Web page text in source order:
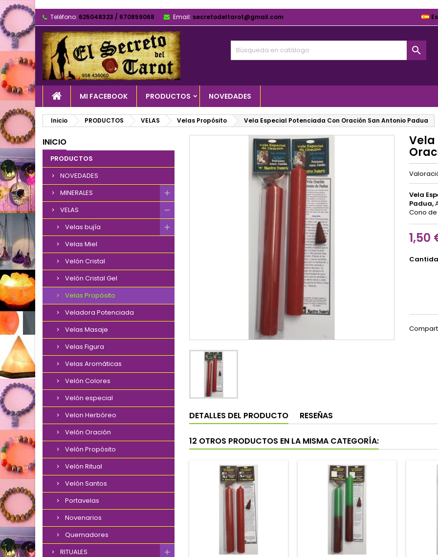
Teléfono: 625048323 / 670859068 Email: secretodeltarot@gmail.com

MI FACEBOOK PRODUCTOS NOVEDADES
Inicio PRODUCTOS VELAS Velas Propósito Vela Especial Potenciada Con Oración San Antonio Padua
INICIO
PRODUCTOS
NOVEDADES
MINERALES
VELAS
Velas bujía
Velas Miel
Velón Cristal
Velón Cristal Gel
Velas Propósito
Veladora Potenciada
Velas Masaje
Velas Figura
Velas Aromáticas
Velón Colores
Velón especial
Velon Herbóreo
Velón Oración
Velón Propósito
Velón Ritual
Velón Santos
Portavelas
Novenarios
Quemadores
RITUALES
Vela
Vela
Padua,
Cono
1,50
DETALLES DEL PRODUCTO RESEÑAS
12 OTROS PRODUCTOS EN LA MISMA CATEGORÍA: